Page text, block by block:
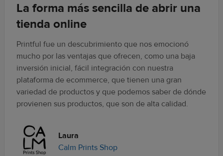
La forma más sencilla de abrir una
tienda online
Printful fue un descubrimiento que nos emocionó
mucho por las ventajas que ofrecen, como una baja
inversión inicial, fácil integración con nuestra
plataforma de ecommerce, que tienen una gran
variedad de productos y que podemos saber de dónde
provienen sus productos, que son de alta calidad.
Laura
Calm Prints Shop